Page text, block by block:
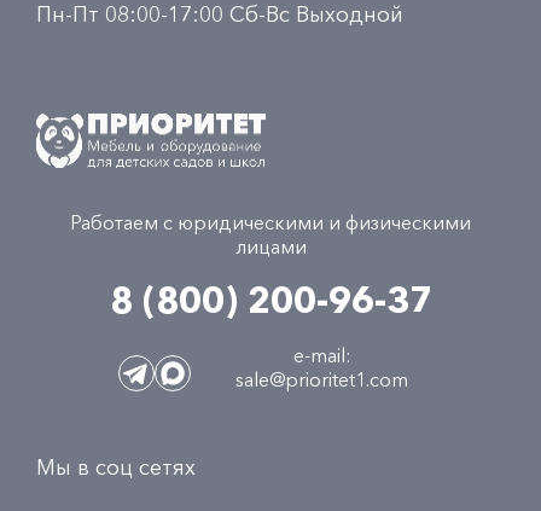
Пн-Пт 08:00-17:00 Сб-Вс Выходной
Работаем с юридическими и физическими
лицами
8 (800) 200-96-37
e-mail:
sale@prioritet1.com
Мы в соц сетях